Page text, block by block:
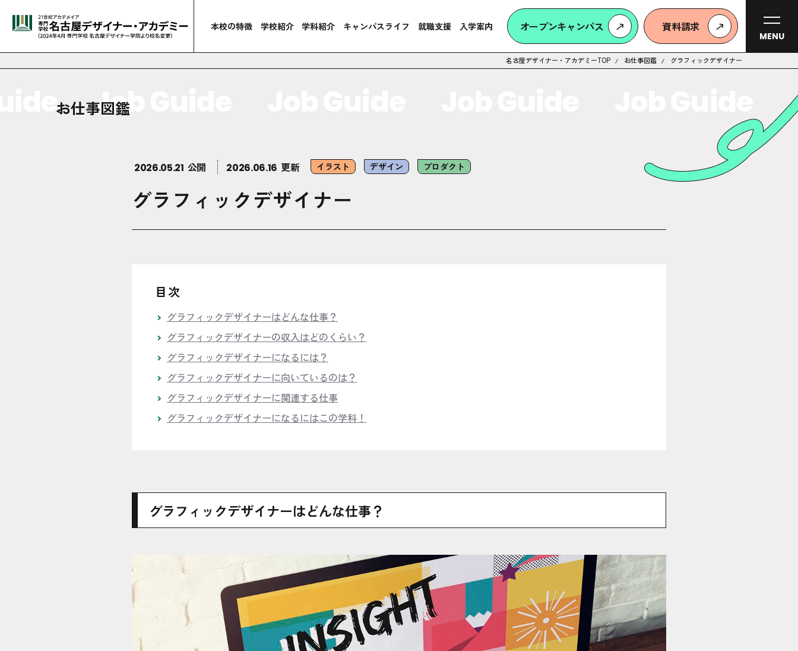
本校の特徴 学校紹介 学科紹介 キャンパスライフ 就職支援 入学案内 オープンキャンパス 資料請求
MENU
名古屋デザイナー・アカデミーTOP お仕事図鑑 グラフィックデザイナー
Job Guide
お仕事図鑑
2026.05.21 公開 2026.06.16 更新 イラスト デザイン プロダクト
グラフィックデザイナー
目次
グラフィックデザイナーはどんな仕事？
グラフィックデザイナーの収入はどのくらい？
グラフィックデザイナーになるには？
グラフィックデザイナーに向いているのは？
グラフィックデザイナーに関連する仕事
グラフィックデザイナーになるにはこの学科！
グラフィックデザイナーはどんな仕事？